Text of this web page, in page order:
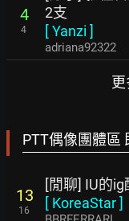
4
4
2支
[Yanzi ]
adriana92322
PTT偶像團體區
13
16
[閒聊] IU的
[ KoreaStar]